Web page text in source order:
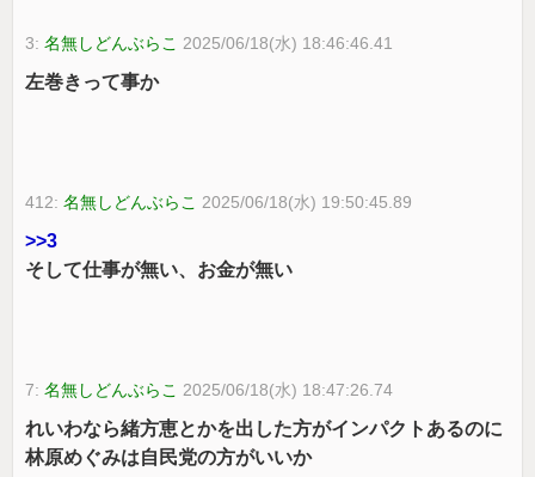
3:名無しどんぶらこ 2025/06/18(水) 18:46:46.41
左巻きって事か
412:名無しどんぶらこ 2025/06/18(水) 19:50:45.89
>>3
そして仕事が無い、お金が無い
7:名無しどんぶらこ 2025/06/18(水) 18:47:26.74
れいわなら緒方恵とかを出した方がインパクトあるのに
林原めぐみは自民党の方がいいか